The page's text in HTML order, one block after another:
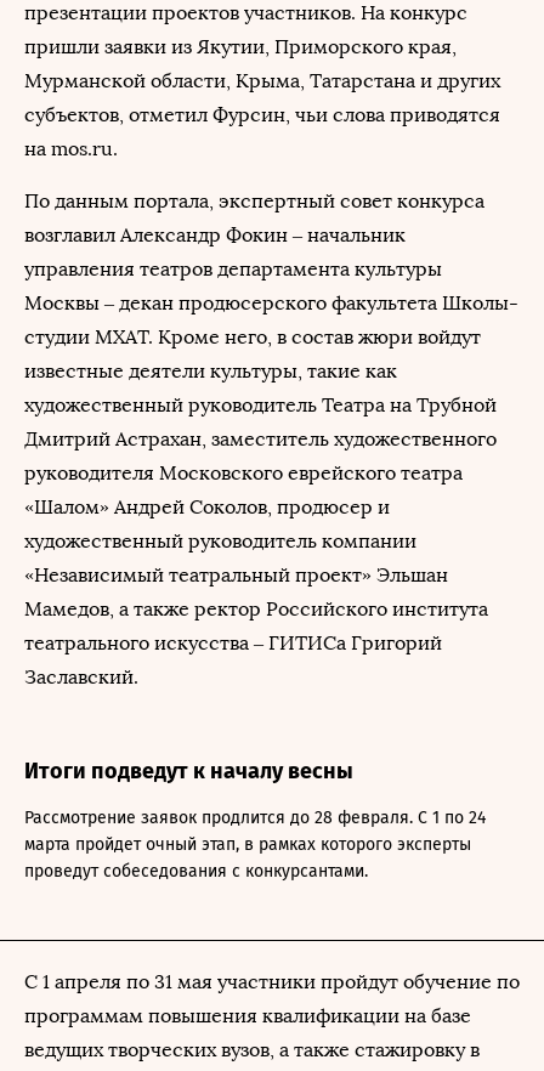
презентации проектов участников. На конкурс
пришли заявки из Якутии, Приморского края,
Мурманской области, Крыма, Татарстана и других
субъектов, отметил Фурсин, чьи слова приводятся
на mos.ru.
По данным портала, экспертный совет конкурса
возглавил Александр Фокин – начальник
управления театров департамента культуры
Москвы – декан продюсерского факультета Школы-
студии МХАТ. Кроме него, в состав жюри войдут
известные деятели культуры, такие как
художественный руководитель Театра на Трубной
Дмитрий Астрахан, заместитель художественного
руководителя Московского еврейского театра
«Шалом» Андрей Соколов, продюсер и
художественный руководитель компании
«Независимый театральный проект» Эльшан
Мамедов, а также ректор Российского института
театрального искусства – ГИТИСа Григорий
Заславский.
Итоги подведут к началу весны
Рассмотрение заявок продлится до 28 февраля. С 1 по 24
марта пройдет очный этап, в рамках которого эксперты
проведут собеседования с конкурсантами.
С 1 апреля по 31 мая участники пройдут обучение по
программам повышения квалификации на базе
ведущих творческих вузов, а также стажировку в